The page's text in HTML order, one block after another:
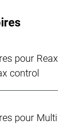
pour Reax
control
pour Multi